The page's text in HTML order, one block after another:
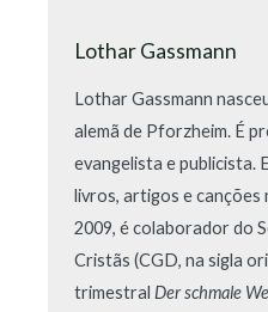
Lothar Gassmann
Lothar Gassmann
alemã de Pforzheim. É
evangelista e publicista.
livros, artigos e canções
2009, é colaborador do
Cristãs (CGD, na sigla
trimestral Der schmale